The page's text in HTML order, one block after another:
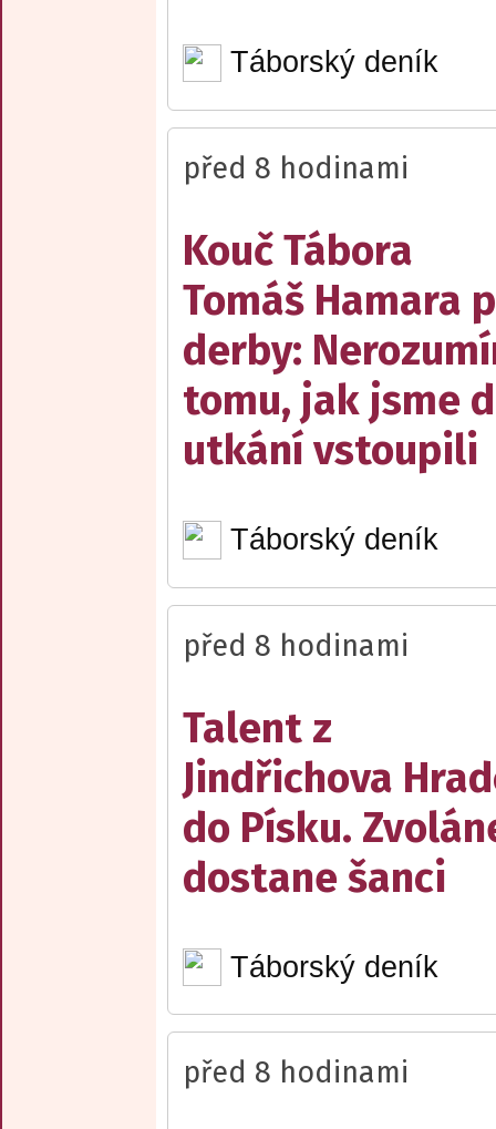
Táborský deník
před 8 hodinami
Kouč Tábora
Tomáš Hamara
derby:
tomu, jak jsme
utkání vstoupili
Táborský deník
před 8 hodinami
Talent z
Jindřichova
do Písku.
dostane šanci
Táborský deník
před 8 hodinami